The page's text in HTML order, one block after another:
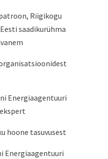
Riigikogu
saadikurühma
Energiaagentuuri
hoone tasuvusest
Energiaagentuuri